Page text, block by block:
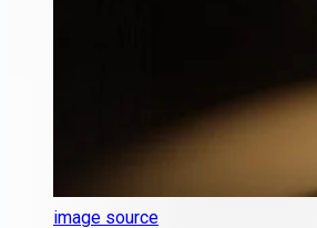
image source